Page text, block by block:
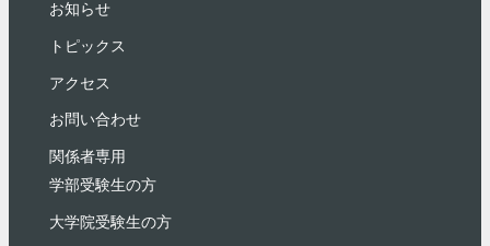
お知らせ
トピックス
アクセス
お問い合わせ
関係者専用
学部受験⽣の⽅
大学院受験生の方